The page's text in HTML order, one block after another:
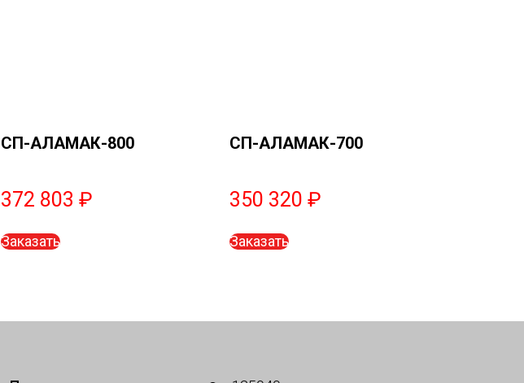
СП-АЛАМАК-800
372 803 ₽
Заказать
СП-АЛАМАК-700
350 320₽
Заказать